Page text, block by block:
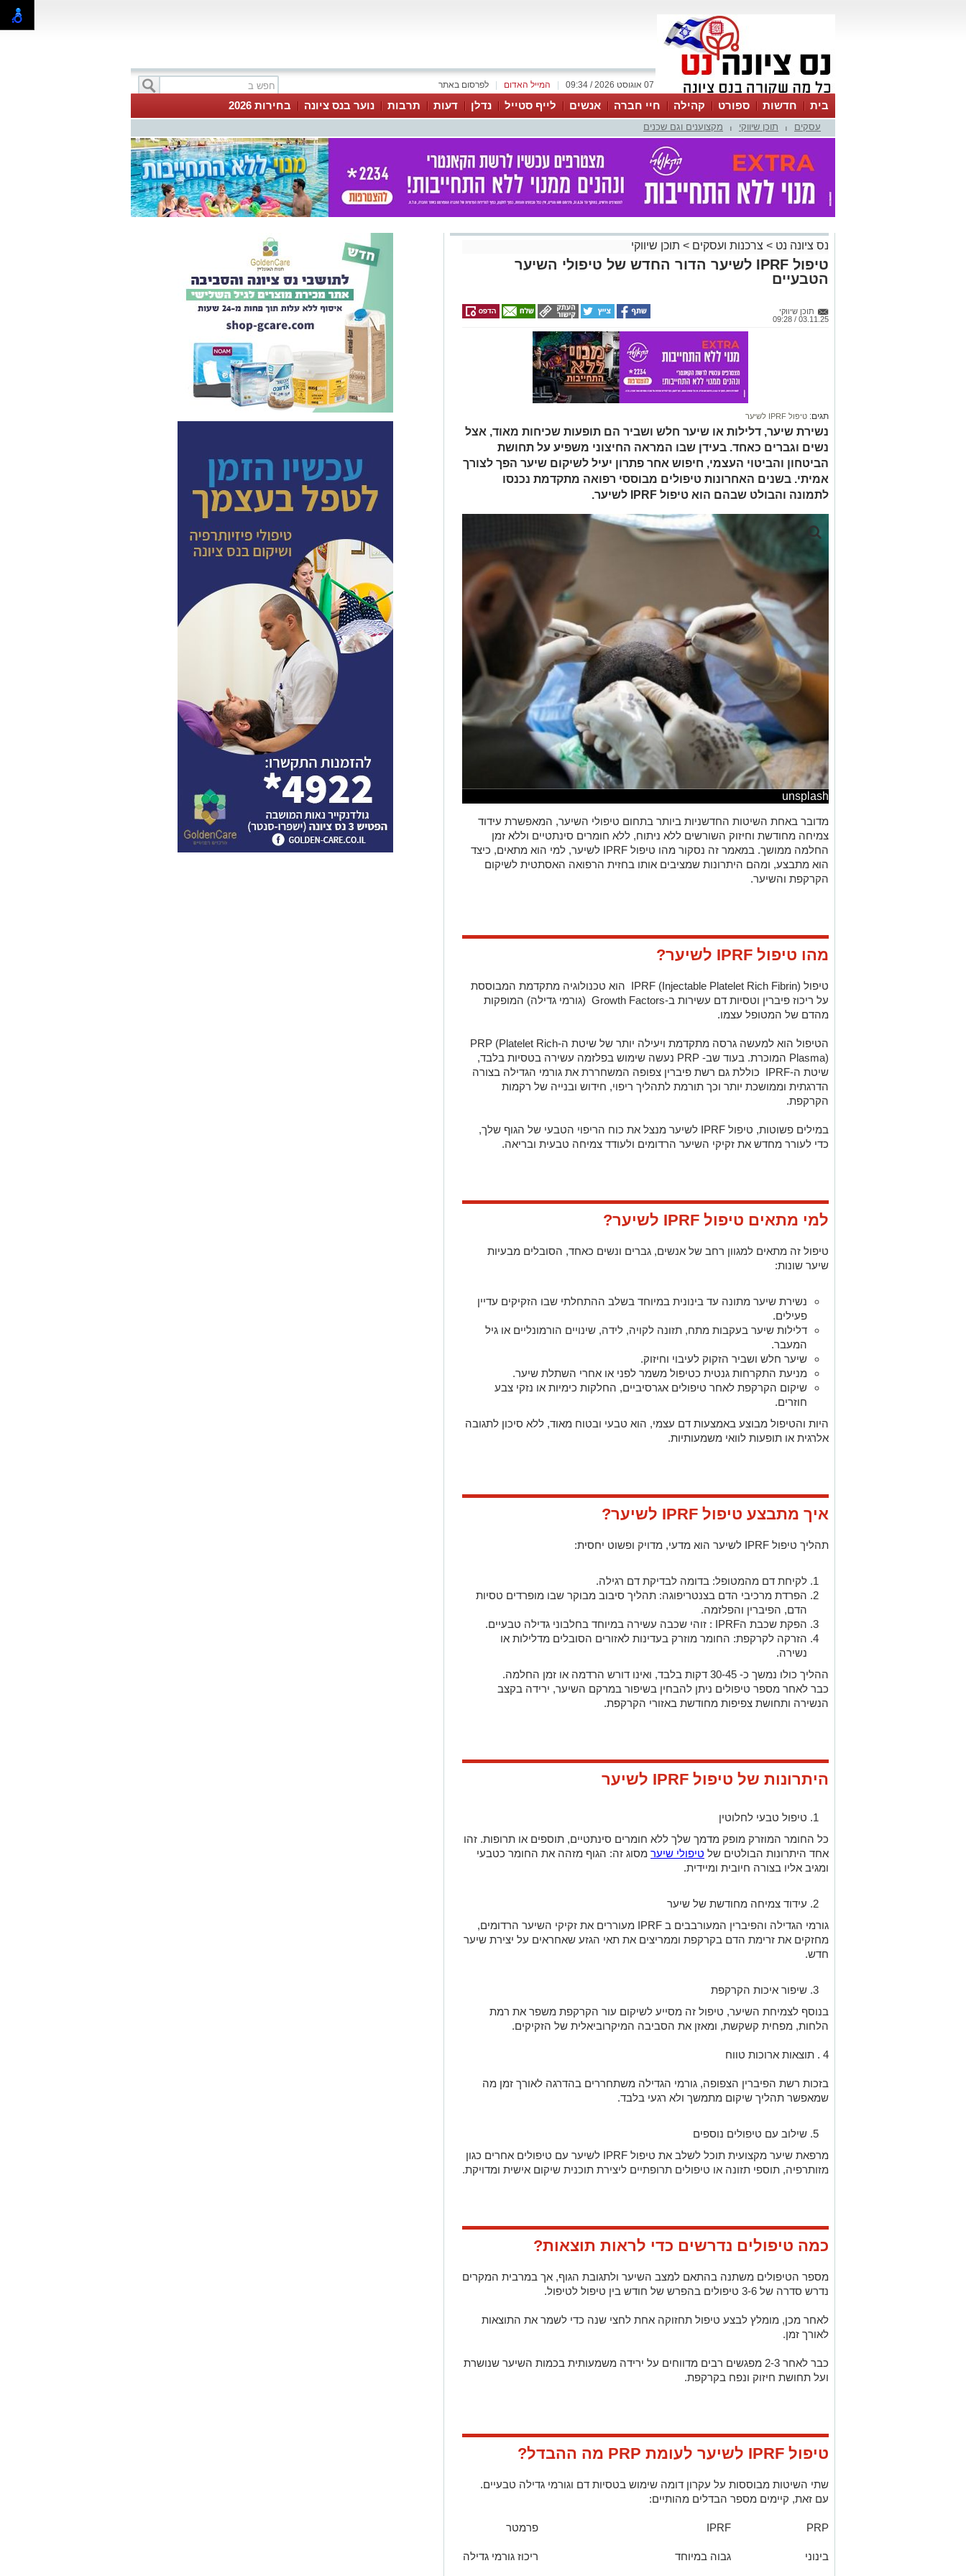
לפרסום באתר המייל האדום 07 אוגוסט 2026 / 09:34
בית חדשות ספורט קהילה חיי חברה אנשים לייף סטייל נדלן דעות תרבות נוער בנס ציונה בחירות 2026
עסקים תוכן שיווקי מקצוענים וגם שכנים
נס ציונה נט > צרכנות ועסקים > תוכן שיווקי
טיפול IPRF לשיער הדור החדש של טיפולי השיער
הטבעיים
תוכן שיווקי
03.11.25 / 09:28
תגים: טיפול IPRF לשיער
נשירת שיער, דלילות או שיער חלש ושביר הם תופעות שכיחות מאוד, אצל
נשים וגברים כאחד. בעידן שבו המראה החיצוני משפיע על תחושת
הביטחון והביטוי העצמי, חיפוש אחר פתרון יעיל לשיקום שיער הפך לצורך
אמיתי. בשנים האחרונות טיפולים מבוססי רפואה מתקדמת נכנסו
לתמונה והבולט שבהם הוא טיפול IPRF לשיער.
unsplash
מדובר באחת השיטות החדשניות ביותר בתחום טיפולי השיער, המאפשרת עידוד
צמיחה מחודשת וחיזוק השורשים ללא ניתוח, ללא חומרים סינתטיים וללא זמן
החלמה ממושך. במאמר זה נסקור מהו טיפול IPRF לשיער, למי הוא מתאים, כיצד
הוא מתבצע, ומהם היתרונות שמציבים אותו בחזית הרפואה האסתטית לשיקום
הקרקפת והשיער.
מהו טיפול IPRF לשיער?
טיפול IPRF (Injectable Platelet Rich Fibrin) הוא טכנולוגיה מתקדמת המבוססת
על ריכוז פיברין וטסיות דם עשירות ב-Growth Factors (גורמי גדילה) המופקות
מהדם של המטופל עצמו.
הטיפול הוא למעשה גרסה מתקדמת ויעילה יותר של שיטת ה-PRP (Platelet Rich
Plasma) המוכרת. בעוד שב- PRP נעשה שימוש בפלזמה עשירה בטסיות בלבד,
שיטת ה-IPRF כוללת גם רשת פיברין צפופה המשחררת את גורמי הגדילה בצורה
הדרגתית וממושכת יותר וכך תורמת לתהליך ריפוי, חידוש ובנייה של רקמות
הקרקפת.
במילים פשוטות, טיפול IPRF לשיער מנצל את כוח הריפוי הטבעי של הגוף שלך,
כדי לעורר מחדש את זקיקי השיער הרדומים ולעודד צמיחה טבעית ובריאה.
למי מתאים טיפול IPRF לשיער?
טיפול זה מתאים למגוון רחב של אנשים, גברים ונשים כאחד, הסובלים מבעיות
שיער שונות:
נשירת שיער מתונה עד בינונית במיוחד בשלב ההתחלתי שבו הזקיקים עדיין
פעילים.
דלילות שיער בעקבות מתח, תזונה לקויה, לידה, שינויים הורמונליים או גיל
המעבר.
שיער חלש ושביר הזקוק לעיבוי וחיזוק.
מניעת התקרחות גנטית כטיפול משמר לפני או אחרי השתלת שיער.
שיקום הקרקפת לאחר טיפולים אגרסיביים, החלקות כימיות או נזקי צבע
חוזרים.
היות והטיפול מבוצע באמצעות דם עצמי, הוא טבעי ובטוח מאוד, ללא סיכון לתגובה
אלרגית או תופעות לוואי משמעותיות.
איך מתבצע טיפול IPRF לשיער?
תהליך טיפול IPRF לשיער הוא מדעי, מדויק ופשוט יחסית:
לקיחת דם מהמטופל: בדומה לבדיקת דם רגילה.
הפרדת מרכיבי הדם בצנטריפוגה: תהליך סיבוב מבוקר שבו מופרדים טסיות
הדם, הפיברין והפלזמה.
הפקת שכבת הIPRF : זוהי שכבה עשירה במיוחד בחלבוני גדילה טבעיים.
הזרקה לקרקפת: החומר מוזרק בעדינות לאזורים הסובלים מדלילות או
נשירה.
ההליך כולו נמשך כ- 30-45 דקות בלבד, ואינו דורש הרדמה או זמן החלמה.
כבר לאחר מספר טיפולים ניתן להבחין בשיפור במרקם השיער, ירידה בקצב
הנשירה ותחושת צפיפות מחודשת באזורי הקרקפת.
היתרונות של טיפול IPRF לשיער
טיפול טבעי לחלוטין
כל החומר המוזרק מופק מדמך שלך ללא חומרים סינתטיים, תוספים או תרופות. זהו
אחד היתרונות הבולטים של טיפולי שיער מסוג זה: הגוף מזהה את החומר כטבעי
ומגיב אליו בצורה חיובית ומיידית.
עידוד צמיחה מחודשת של שיער
גורמי הגדילה והפיברין המעורבבים ב IPRF מעוררים את זקיקי השיער הרדומים,
מחזקים את זרימת הדם בקרקפת וממריצים את תאי הגזע שאחראים על יצירת שיער
חדש.
שיפור איכות הקרקפת
בנוסף לצמיחת השיער, טיפול זה מסייע לשיקום עור הקרקפת משפר את רמת
הלחות, מפחית קשקשת, ומאזן את הסביבה המיקרוביאלית של הזקיקים.
4 . תוצאות ארוכות טווח
בזכות רשת הפיברין הצפופה, גורמי הגדילה משתחררים בהדרגה לאורך זמן מה
שמאפשר תהליך שיקום מתמשך ולא רגעי בלבד.
שילוב עם טיפולים נוספים
מרפאת שיער מקצועית תוכל לשלב את טיפול IPRF לשיער עם טיפולים אחרים כגון
מזותרפיה, תוספי תזונה או טיפולים תרופתיים ליצירת תוכנית שיקום אישית ומדויקת.
כמה טיפולים נדרשים כדי לראות תוצאות?
מספר הטיפולים משתנה בהתאם למצב השיער ולתגובת הגוף, אך במרבית המקרים
נדרש סדרה של 3-6 טיפולים בהפרש של חודש בין טיפול לטיפול.
לאחר מכן, מומלץ לבצע טיפול תחזוקה אחת לחצי שנה כדי לשמר את התוצאות
לאורך זמן.
כבר לאחר 2-3 מפגשים רבים מדווחים על ירידה משמעותית בכמות השיער שנושרת
ועל תחושת חיזוק ונפח בקרקפת.
טיפול IPRF לשיער לעומת PRP מה ההבדל?
שתי השיטות מבוססות על עקרון דומה שימוש בטסיות דם וגורמי גדילה טבעיים.
עם זאת, קיימים מספר הבדלים מהותיים:
PRP
IPRF פרמטר
בינוני גבוה במיוחד ריכוז גורמי גדילה